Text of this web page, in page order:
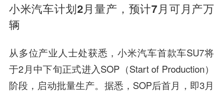
小米汽车计划2月量产，预计7月可月产万
辆
从多位产业人士处获悉，小米汽车首款车SU7将
于2月中下旬正式进入SOP（Start of Production）
阶段，启动批量生产。据悉，SOP后首月，即3月